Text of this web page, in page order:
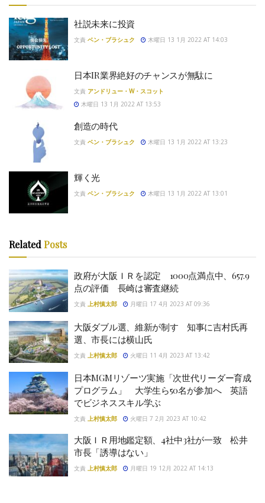
社説未来に投資
文責 ベン・ブラシュク 木曜日 13 1月 2022 AT 14:03
日本IR業界絶好のチャンスが無駄に
文責 アンドリュー・W・スコット
木曜日 13 1月 2022 AT 13:53
創造の時代
文責 ベン・ブラシュク 木曜日 13 1月 2022 AT 13:23
輝く光
文責 ベン・ブラシュク 木曜日 13 1月 2022 AT 13:01
RelatedPosts
政府が大阪ＩＲを認定 1000点満点中、657.9
点の評価 長崎は審査継続
文責 上村慎太郎 月曜日 17 4月 2023 AT 09:36
大阪ダブル選、維新が制す 知事に吉村氏再
選、市長には横山氏
文責 上村慎太郎 火曜日 11 4月 2023 AT 13:42
日本MGMリゾーツ実施「次世代リーダー育成
プログラム」 大学生ら50名が参加へ 英語
でビジネススキル学ぶ
文責 上村慎太郎 火曜日 7 2月 2023 AT 10:42
大阪ＩＲ用地鑑定額、4社中3社が一致 松井
市長「誘導はない」
文責 上村慎太郎 月曜日 19 12月 2022 AT 14:13